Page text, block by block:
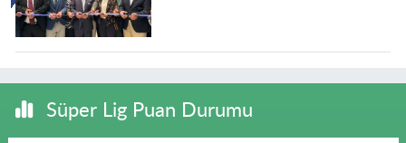
Süper Lig Puan Durumu